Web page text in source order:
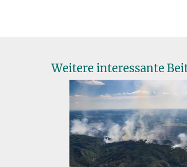
Weitere interessante